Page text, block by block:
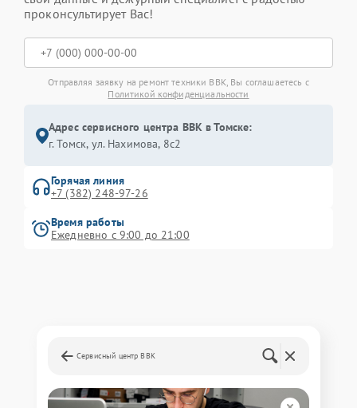
проконсультирует Вас!
Отправляя заявку на ремонт техники BBK, Вы соглашаетесь с
Политикой конфиденциальности
Адрес сервисного центра BBK в Томске:
г. Томск, ул. Нахимова, 8с2
Горячая линия
+7 (382) 248-97-26
Время работы
Ежедневно с 9:00 до 21:00
Сервисный центр BBK